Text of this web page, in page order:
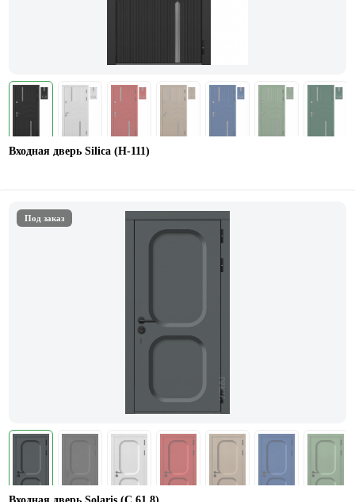
Входная дверь Silica (Н-111)
Под заказ